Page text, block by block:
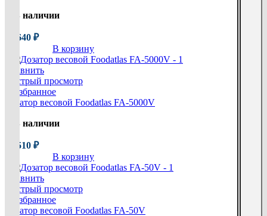
В наличии
27 640 ₽
В корзину
Сравнить
Быстрый просмотр
В избранное
Дозатор весовой Foodatlas FA-5000V
В наличии
97 510 ₽
В корзину
Сравнить
Быстрый просмотр
В избранное
Дозатор весовой Foodatlas FA-50V